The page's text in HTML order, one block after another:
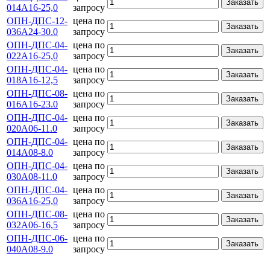
014А16-25,0
запросу
Заказать
ОПН-ДПС-12-
036А24-30.0
цена по
запросу
Заказать
ОПН-ДПС-04-
022А16-25,0
цена по
запросу
Заказать
ОПН-ДПС-04-
018А16-12,5
цена по
запросу
Заказать
ОПН-ДПС-08-
016А16-23.0
цена по
запросу
Заказать
ОПН-ДПС-04-
020А06-11.0
цена по
запросу
Заказать
ОПН-ДПС-04-
014А08-8.0
цена по
запросу
Заказать
ОПН-ДПС-04-
030А08-11.0
цена по
запросу
Заказать
ОПН-ДПС-04-
036А16-25,0
цена по
запросу
Заказать
ОПН-ДПС-08-
032А06-16,5
цена по
запросу
Заказать
ОПН-ДПС-06-
040А08-9.0
цена по
запросу
Заказать